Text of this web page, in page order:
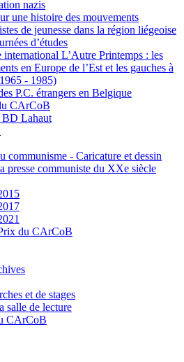
nazis
une histoire des mouvements
de jeunesse dans la région liégeoise
d’études
international L’Autre Printemps : les
en Europe de l’Est et les gauches à
- 1985)
P.C. étrangers en Belgique
CArCoB
BD Lahaut
communisme - Caricature et dessin
presse communiste du XXe siècle
du CArCoB
et de stages
salle de lecture
CArCoB